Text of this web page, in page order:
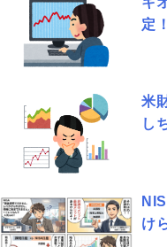
定
米
し
け